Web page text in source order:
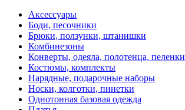
Аксессуары
Боди, песочники
Брюки, ползунки, штанишки
Комбинезоны
Конверты, одеяла, полотенца, пеленки
Костюмы, комплекты
Нарядные, подарочные наборы
Носки, колготки, пинетки
Однотонная базовая одежда